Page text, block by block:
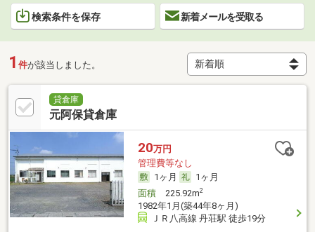
検索条件を保存 新着メールを受取る
1 件が該当しました。
貸倉庫
元阿保貸倉庫
20万円
管理費等なし
1ヶ月
1ヶ月
面積225.92m2
1982年1月(築44年8ヶ月)
ＪＲ八高線 丹荘駅 徒歩19分